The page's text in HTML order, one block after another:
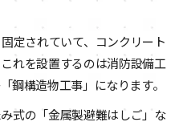
定されていて、コンクリート
れを設置するのは消防設備工
鋼構造物工事」になります。
式の「金属製避難はしご」な